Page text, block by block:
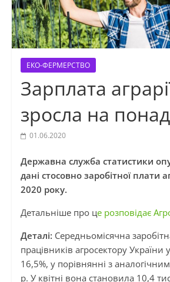
ЕКО-ФЕРМЕРСТВО
Зарплата
зросла на
01.06.2020
Державна служба статистики
дані стосовно заробітної плати
2020 року.
Детальніше про це розповідає
Деталі: Середньомісячна
працівників агросектору України
16,5%, у порівнянні з
р. У квітні вона становила 10,4